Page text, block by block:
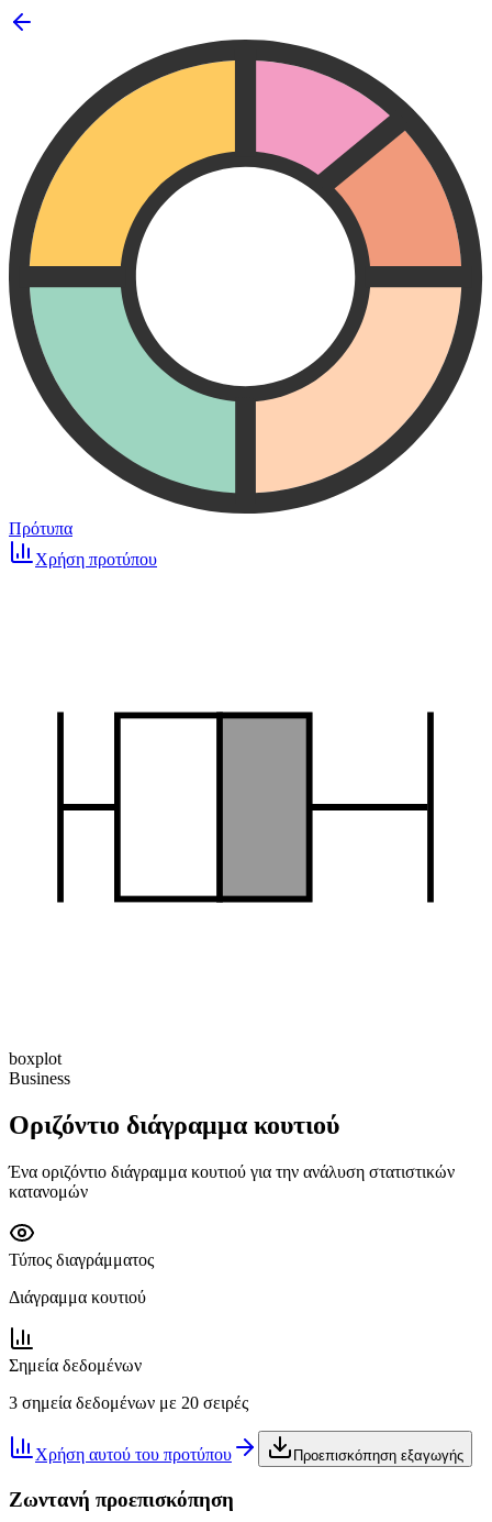
Πρότυπα
Χρήση προτύπου
boxplot
Business
Οριζόντιο διάγραμμα κουτιού
Ένα οριζόντιο διάγραμμα κουτιού για την ανάλυση στατιστικών
κατανομών
Τύπος διαγράμματος
Διάγραμμα κουτιού
Σημεία δεδομένων
3 σημεία δεδομένων με 20 σειρές
Χρήση αυτού του προτύπου Προεπισκόπηση εξαγωγής
Ζωντανή προεπισκόπηση